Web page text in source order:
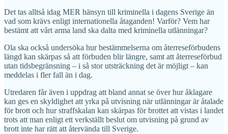
Det tas alltså idag MER hänsyn till kriminella i dagens Sverige än
vad som krävs enligt internationella åtaganden! Varför? Vem har
bestämt att vårt arma land ska dalta med kriminella utlänningar?
Ola ska också undersöka hur bestämmelserna om återreseförbudens
längd kan skärpas så att förbuden blir längre, samt att återreseförbud
utan tidsbegränsning – i så stor utsträckning det är möjligt – kan
meddelas i fler fall än i dag.
Utredaren får även i uppdrag att bland annat se över hur åklagare
kan ges en skyldighet att yrka på utvisning när utlänningar är åtalade
för brott och hur straffskalan kan skärpas för brottet att vistas i landet
trots att man enligt ett verkställt beslut om utvisning på grund av
brott inte har rätt att återvända till Sverige.